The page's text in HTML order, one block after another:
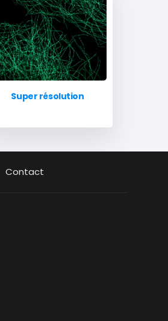
Super résolution
Contact